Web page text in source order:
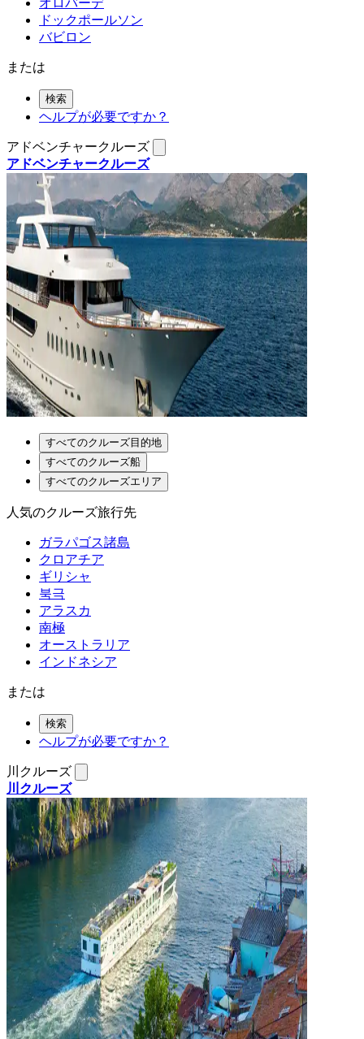
オロバーデ
ドックポールソン
バビロン
または
検索
ヘルプが必要ですか？
アドベンチャークルーズ
アドベンチャークルーズ
すべてのクルーズ目的地
すべてのクルーズ船
すべてのクルーズエリア
人気のクルーズ旅行先
ガラパゴス諸島
クロアチア
ギリシャ
북극
アラスカ
南極
オーストラリア
インドネシア
または
検索
ヘルプが必要ですか？
川クルーズ
川クルーズ